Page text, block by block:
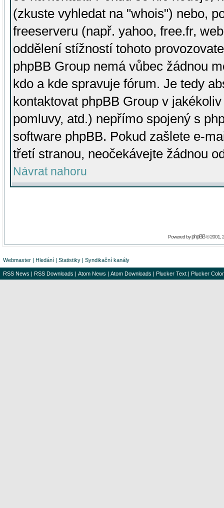
(zkuste vyhledat na "whois") nebo,
freeserveru (např. yahoo, free.fr,
oddělení stížností tohoto
phpBB Group nemá vůbec žádnou
kdo a kde spravuje fórum. Je tedy
kontaktovat phpBB Group v
pomluvy, atd.) nepřímo spojený s
software phpBB. Pokud zašlete e-
třetí stranou, neočekávejte žádnou
Návrat nahoru
Powered byphpBB© 2001,
Webmaster | Hledání | Statistiky | Syndikační kanály
RSS News | RSS Downloads | Atom News | Atom Downloads | Plucker Text | Plucker Color